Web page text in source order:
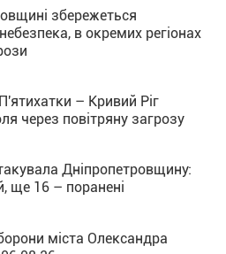
збережеться
в окремих регіонах
– Кривий Ріг
через повітряну загрозу
Дніпропетровщину:
ще 16 – поранені
міста Олександра